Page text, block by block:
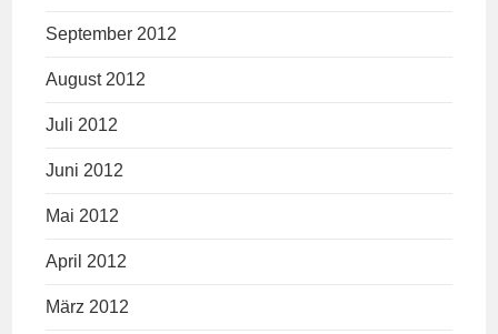
September 2012
August 2012
Juli 2012
Juni 2012
Mai 2012
April 2012
März 2012